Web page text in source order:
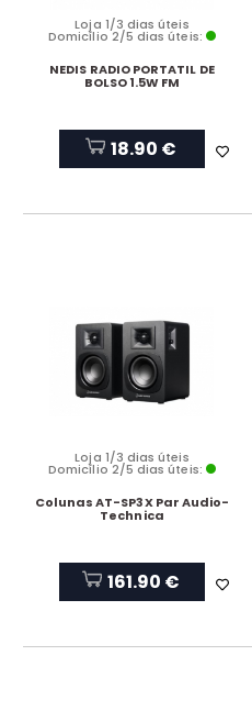
Loja 1/3 dias úteis
Domicílio 2/5 dias úteis:
NEDIS RADIO PORTATIL DE
BOLSO 1.5W FM
18.90 €
Loja 1/3 dias úteis
Domicílio 2/5 dias úteis:
Colunas AT-SP3X Par Audio-
Technica
161.90 €